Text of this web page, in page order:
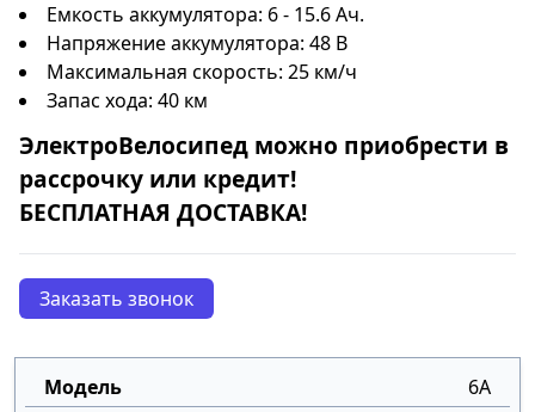
Емкость аккумулятора: 6 - 15.6 Ач.
Напряжение аккумулятора: 48 В
Максимальная скорость: 25 км/ч
Запас хода: 40 км
ЭлектроВелосипед можно приобрести в
рассрочку или кредит!
БЕСПЛАТНАЯ ДОСТАВКА!
Заказать звонок
6А